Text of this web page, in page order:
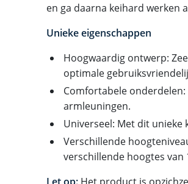
en ga daarna keihard werken
Unieke eigenschappen
Hoogwaardig ontwerp:
optimale
Comfortabele
armleuningen.
Universeel: Met dit
Verschillende
verschillende hoogtes van